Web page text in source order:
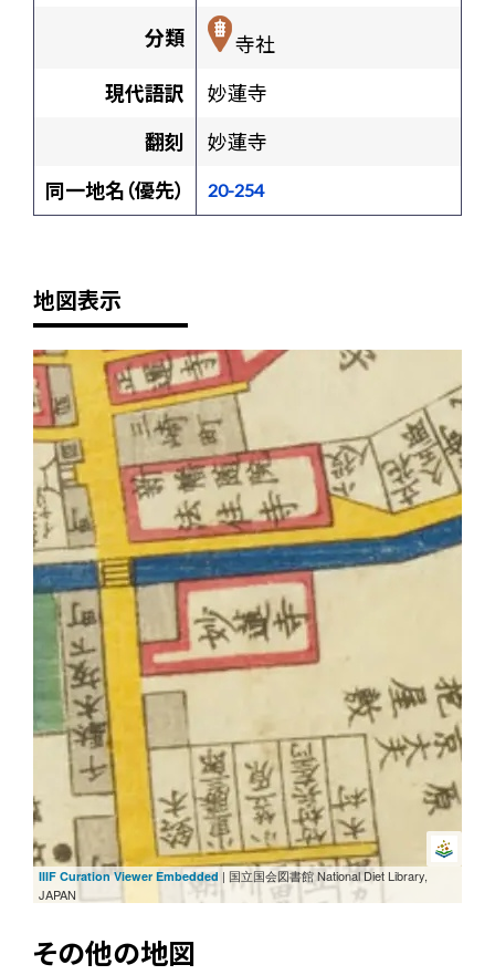
分類
寺社
現代語訳
妙蓮寺
翻刻
妙蓮寺
同一地名（優先）
20-254
地図表示
+
-
IIIF Curation Viewer Embedded | 国立国会図書館 National Diet Library,
JAPAN
その他の地図